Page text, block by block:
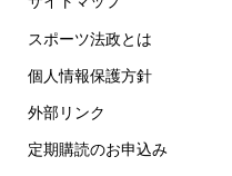
スポーツ法政とは
個人情報保護方針
外部リンク
定期購読のお申込み